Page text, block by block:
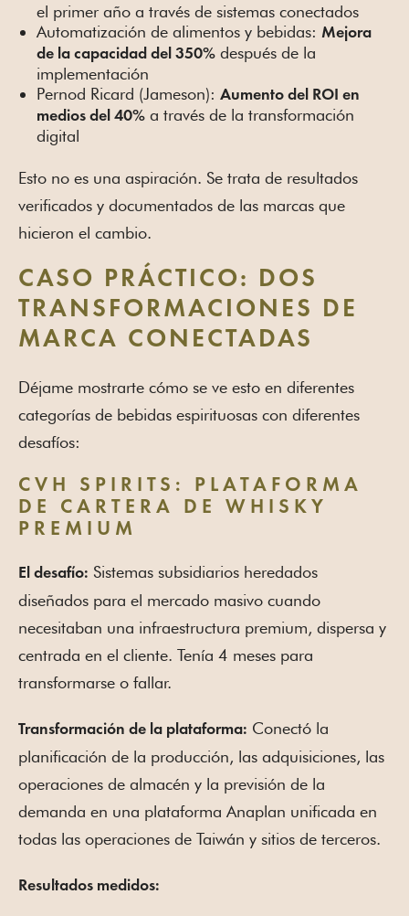
el primer año a través de sistemas conectados
Automatización de alimentos y bebidas: Mejora
de la capacidad del 350% después de la
implementación
Pernod Ricard (Jameson): Aumento del ROI en
medios del 40% a través de la transformación
digital
Esto no es una aspiración. Se trata de resultados
verificados y documentados de las marcas que
hicieron el cambio.
CASO PRÁCTICO: DOS
TRANSFORMACIONES DE
MARCA CONECTADAS
Déjame mostrarte cómo se ve esto en diferentes
categorías de bebidas espirituosas con diferentes
desafíos:
CVH SPIRITS: PLATAFORMA
DE CARTERA DE WHISKY
PREMIUM
El desafío: Sistemas subsidiarios heredados
diseñados para el mercado masivo cuando
necesitaban una infraestructura premium, dispersa y
centrada en el cliente. Tenía 4 meses para
transformarse o fallar.
Transformación de la plataforma: Conectó la
planificación de la producción, las adquisiciones, las
operaciones de almacén y la previsión de la
demanda en una plataforma Anaplan unificada en
todas las operaciones de Taiwán y sitios de terceros.
Resultados medidos: